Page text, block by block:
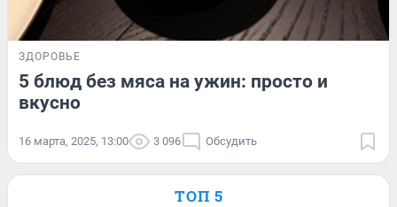
ЗДОРОВЬЕ
5 блюд без мяса на ужин: просто и
вкусно
16 марта, 2025, 13:00 3 096 Обсудить
ТОП 5